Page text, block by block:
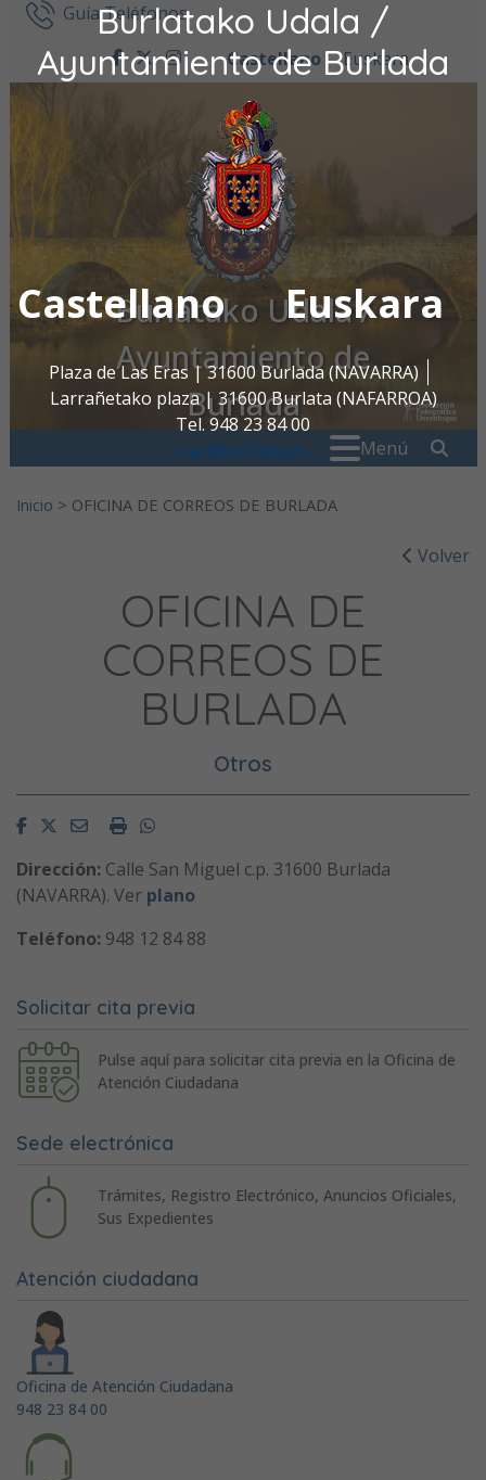
Burlatako Udala /
Ayuntamiento de Burlada
Castellano Euskara
Plaza de Las Eras | 31600 Burlada (NAVARRA)
Larrañetako plaza | 31600 Burlata (NAFARROA)
Tel. 948 23 84 00
oac@burlada.es
Ir al contenidoGuía Teléfonos
facebook
twitter
instagram
Castellano Euskara
Burlatako Udala /
Ayuntamiento de
Burlada
Menú
Inicio > OFICINA DE CORREOS DE BURLADA
Volver
OFICINA DE
CORREOS DE
BURLADA
Otros
FacebookTwitterEmailImprimirWhatsapp
Dirección: Calle San Miguel c.p. 31600 Burlada
(NAVARRA). Ver plano
Teléfono: 948 12 84 88
Solicitar cita previa
Pulse aquí para solicitar cita previa en la Oficina de
Atención Ciudadana
Sede electrónica
Trámites, Registro Electrónico, Anuncios Oficiales,
Sus Expedientes
Atención ciudadana
Oficina de Atención Ciudadana
948 23 84 00